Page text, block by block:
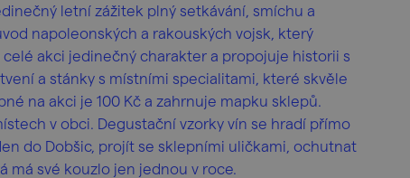
letní zážitek plný setkávání, smíchu a
napoleonských a rakouských vojsk, který
akci jedinečný charakter a propojuje historii s
a stánky s místními specialitami, které skvěle
na akci je 100 Kč a zahrnuje mapku sklepů.
v obci. Degustační vzorky vín se hradí přímo
do Dobšic, projít se sklepními uličkami, ochutnat
má své kouzlo jen jednou v roce.